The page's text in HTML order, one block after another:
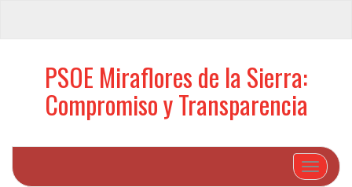
PSOE Miraflores de la Sierra:
Compromiso y Transparencia
Cambiar